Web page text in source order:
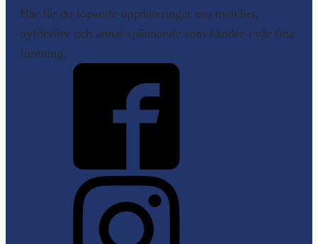
Här får du löpande uppdateringar om matcher,
nyförvärv och annat spännande som händer i vår fina
förening.